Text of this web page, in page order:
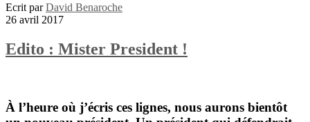
Ecrit parDavid Benaroche
26 avril 2017
Edito : Mister President !
À l’heure où j’écris ces lignes, nous aurons bientôt